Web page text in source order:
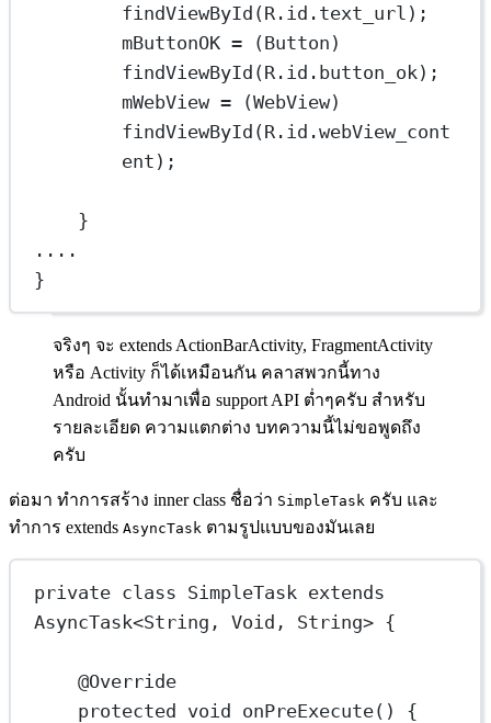
findViewById (R.id.text_url);
mButtonOK =
findViewById (R.id.button_ok);
mWebView =
findViewById (R.id.webView_cont
ent);
}
....
}
จริงๆ จะ extends ActionBarActivity, FragmentActivity
หรือ Activity ก็ได้เหมือนกัน คลาสพวกนี้ทาง
Android นั้นทำมาเพื่อ support API ต่ำๆครับ สำหรับ
รายละเอียด ความแตกต่าง บทความนี้ไม่ขอพูดถึง
ครับ
ต่อมา ทำการสร้าง inner class ชื่อว่า SimpleTask ครับ และ
ทำการ extends AsyncTask ตามรูปแบบของมันเลย
private class SimpleTask extends
AsyncTask<String , Void , String> {
@Override
protected void onPreExecute() {